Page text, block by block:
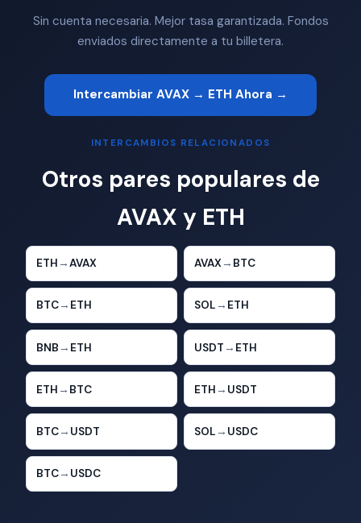
Sin cuenta necesaria. Mejor tasa garantizada. Fondos
enviados directamente a tu billetera.
Intercambiar AVAX → ETH Ahora →
INTERCAMBIOS RELACIONADOS
Otros pares populares de
AVAX y ETH
ETH →AVAX AVAX→ BTC
BTC→ ETH SOL → ETH
BNB → ETH USDT → ETH
ETH → BTC ETH → USDT
BTC→ USDT SOL → USDC
BTC→ USDC